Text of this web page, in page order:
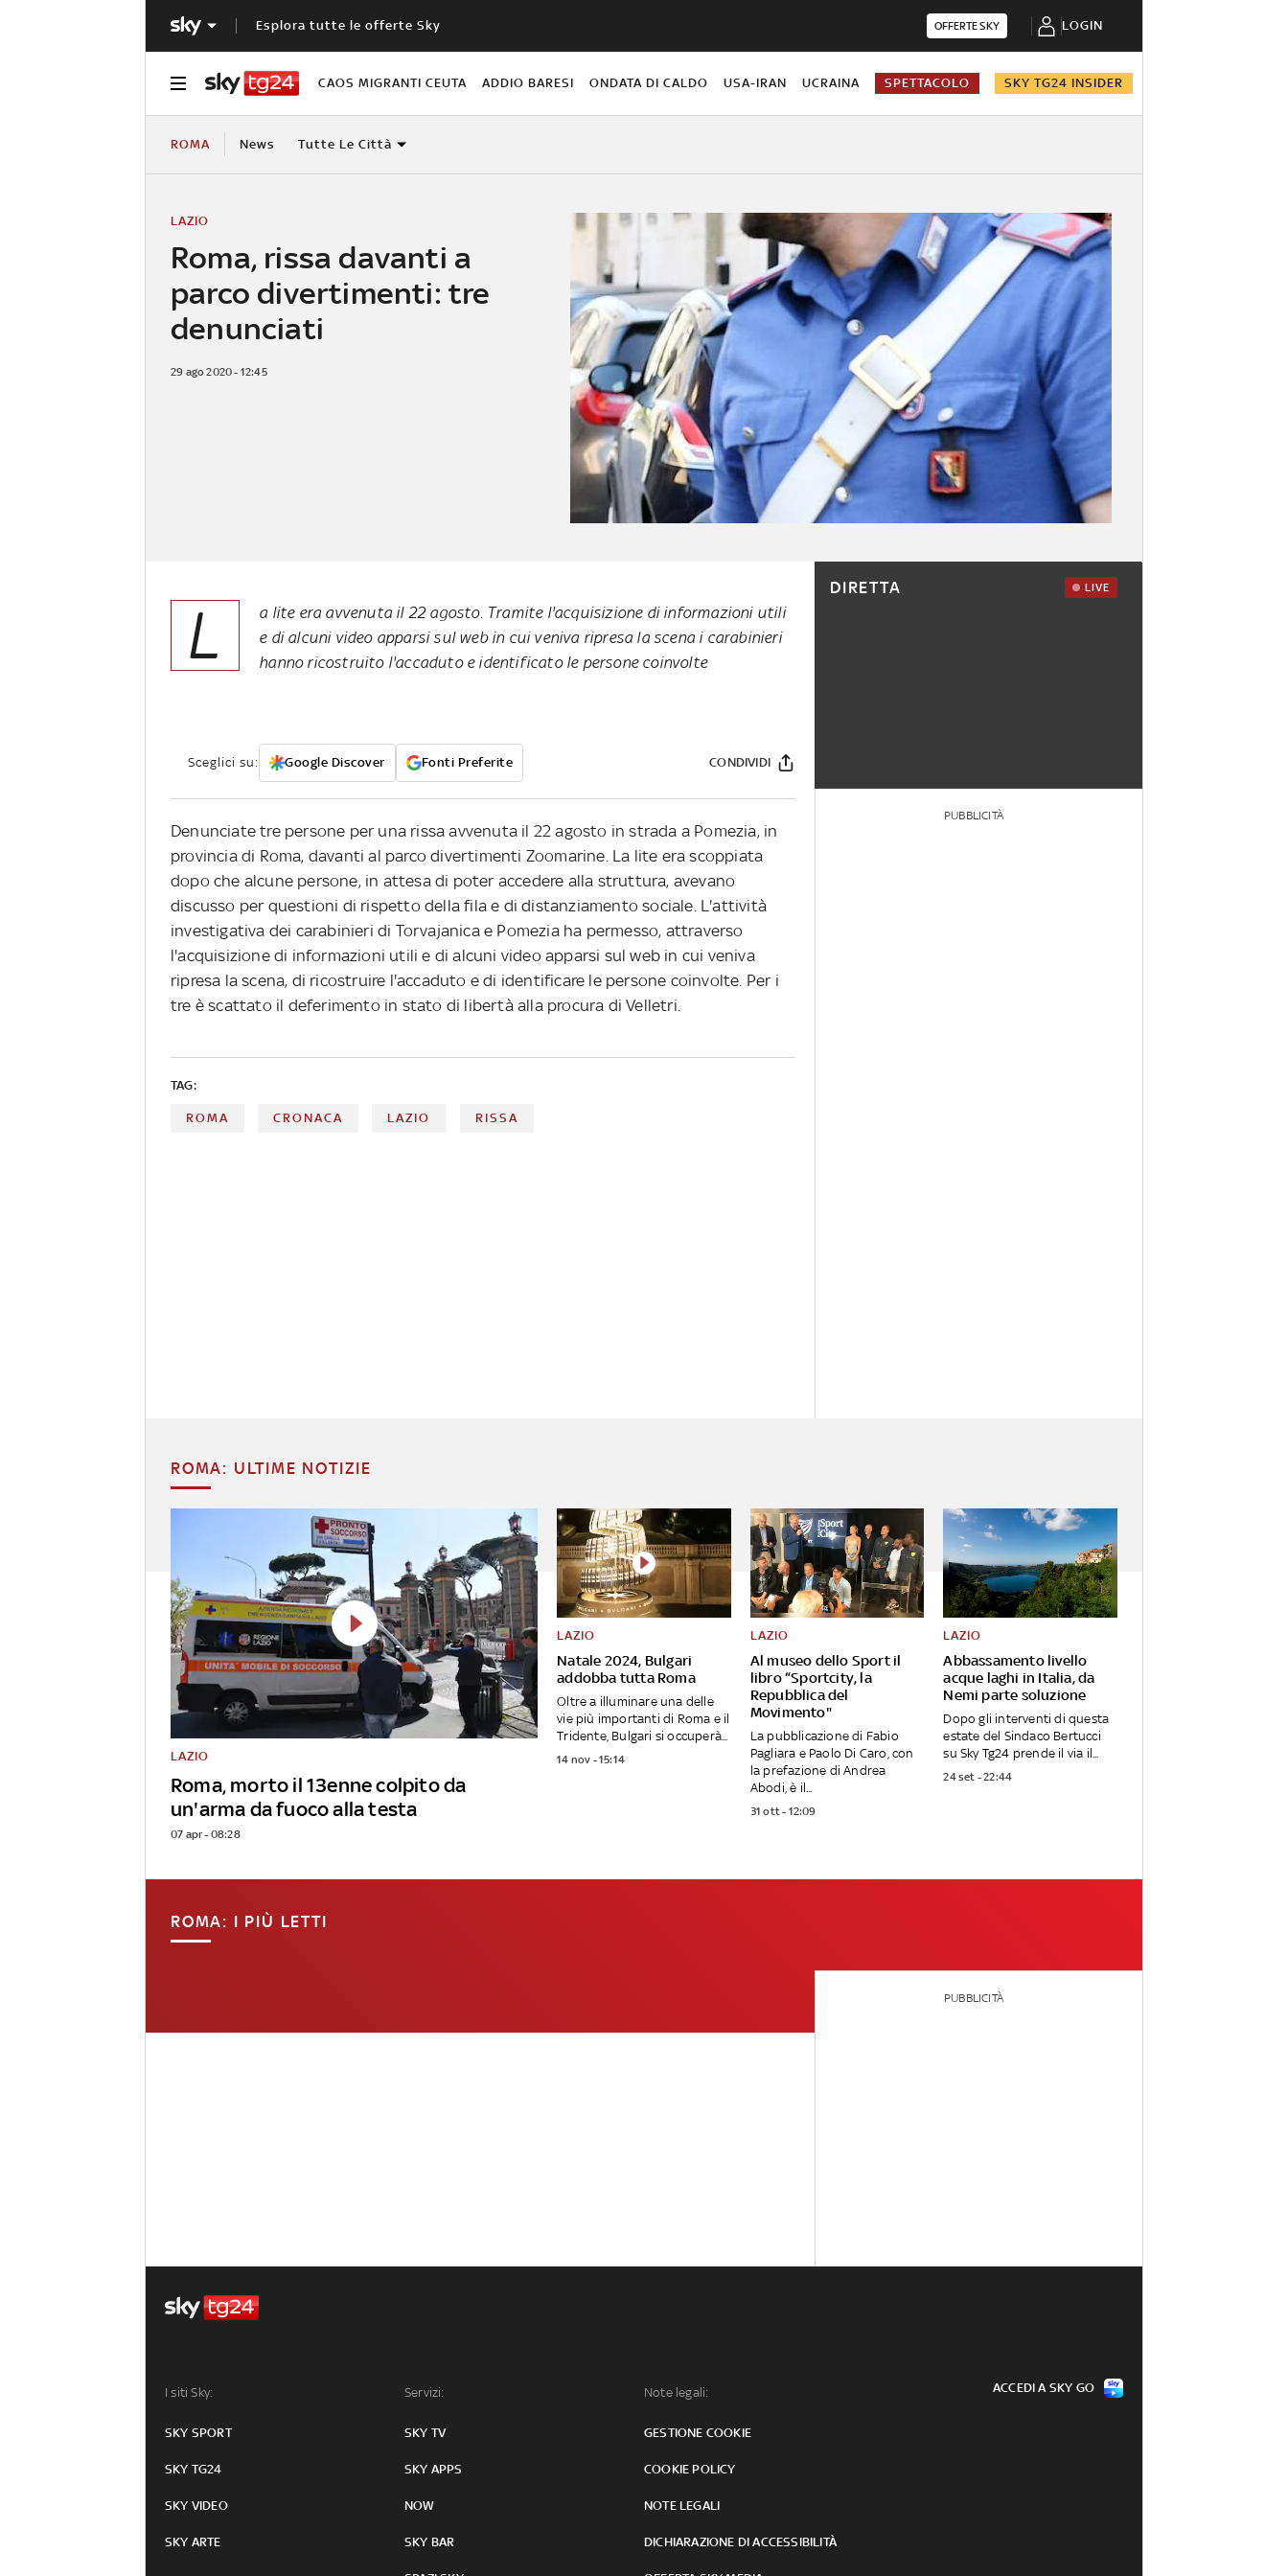
Esplora tutte le offerte Sky OFFERTE SKY LOGIN
CAOS MIGRANTI CEUTA ADDIO BARESI ONDATA DI CALDO USA-IRAN UCRAINA SPETTACOLO SKY TG24 INSIDER
ROMA News Tutte Le Città
Roma, rissa davanti a
parco divertimenti: tre
denunciati
LAZIO
29 ago 2020 - 12:45
L
a lite era avvenuta il 22 agosto. Tramite l'acquisizione di informazioni utili
e di alcuni video apparsi sul web in cui veniva ripresa la scena i carabinieri
hanno ricostruito l'accaduto e identificato le persone coinvolte
Sceglici su: Google Discover Fonti Preferite CONDIVIDI
Denunciate tre persone per una rissa avvenuta il 22 agosto in strada a Pomezia, in
provincia di Roma, davanti al parco divertimenti Zoomarine. La lite era scoppiata
dopo che alcune persone, in attesa di poter accedere alla struttura, avevano
discusso per questioni di rispetto della fila e di distanziamento sociale. L'attività
investigativa dei carabinieri di Torvajanica e Pomezia ha permesso, attraverso
l'acquisizione di informazioni utili e di alcuni video apparsi sul web in cui veniva
ripresa la scena, di ricostruire l'accaduto e di identificare le persone coinvolte. Per i
tre è scattato il deferimento in stato di libertà alla procura di Velletri.
TAG:
ROMA CRONACA LAZIO RISSA
DIRETTA LIVE
PUBBLICITÀ
ROMA: ULTIME NOTIZIE
Roma, morto il 13enne colpito da
un'arma da fuoco alla testa
LAZIO
07 apr - 08:28
Natale 2024, Bulgari
addobba tutta Roma
LAZIO
Oltre a illuminare una delle
vie più importanti di Roma e il
Tridente, Bulgari si occuperà...
14 nov - 15:14
Al museo dello Sport il
libro “Sportcity, la
Repubblica del
Movimento"
LAZIO
La pubblicazione di Fabio
Pagliara e Paolo Di Caro, con
la prefazione di Andrea
Abodi, è il...
31 ott - 12:09
Abbassamento livello
acque laghi in Italia, da
Nemi parte soluzione
LAZIO
Dopo gli interventi di questa
estate del Sindaco Bertucci
su Sky Tg24 prende il via il...
24 set - 22:44
ROMA: I PIÙ LETTI
PUBBLICITÀ
I siti Sky:
SKY SPORT
SKY TG24
SKY VIDEO
SKY ARTE
Servizi:
SKY TV
SKY APPS
NOW
SKY BAR
Note legali:
GESTIONE COOKIE
COOKIE POLICY
NOTE LEGALI
DICHIARAZIONE DI ACCESSIBILITÀ
ACCEDI A SKY GO